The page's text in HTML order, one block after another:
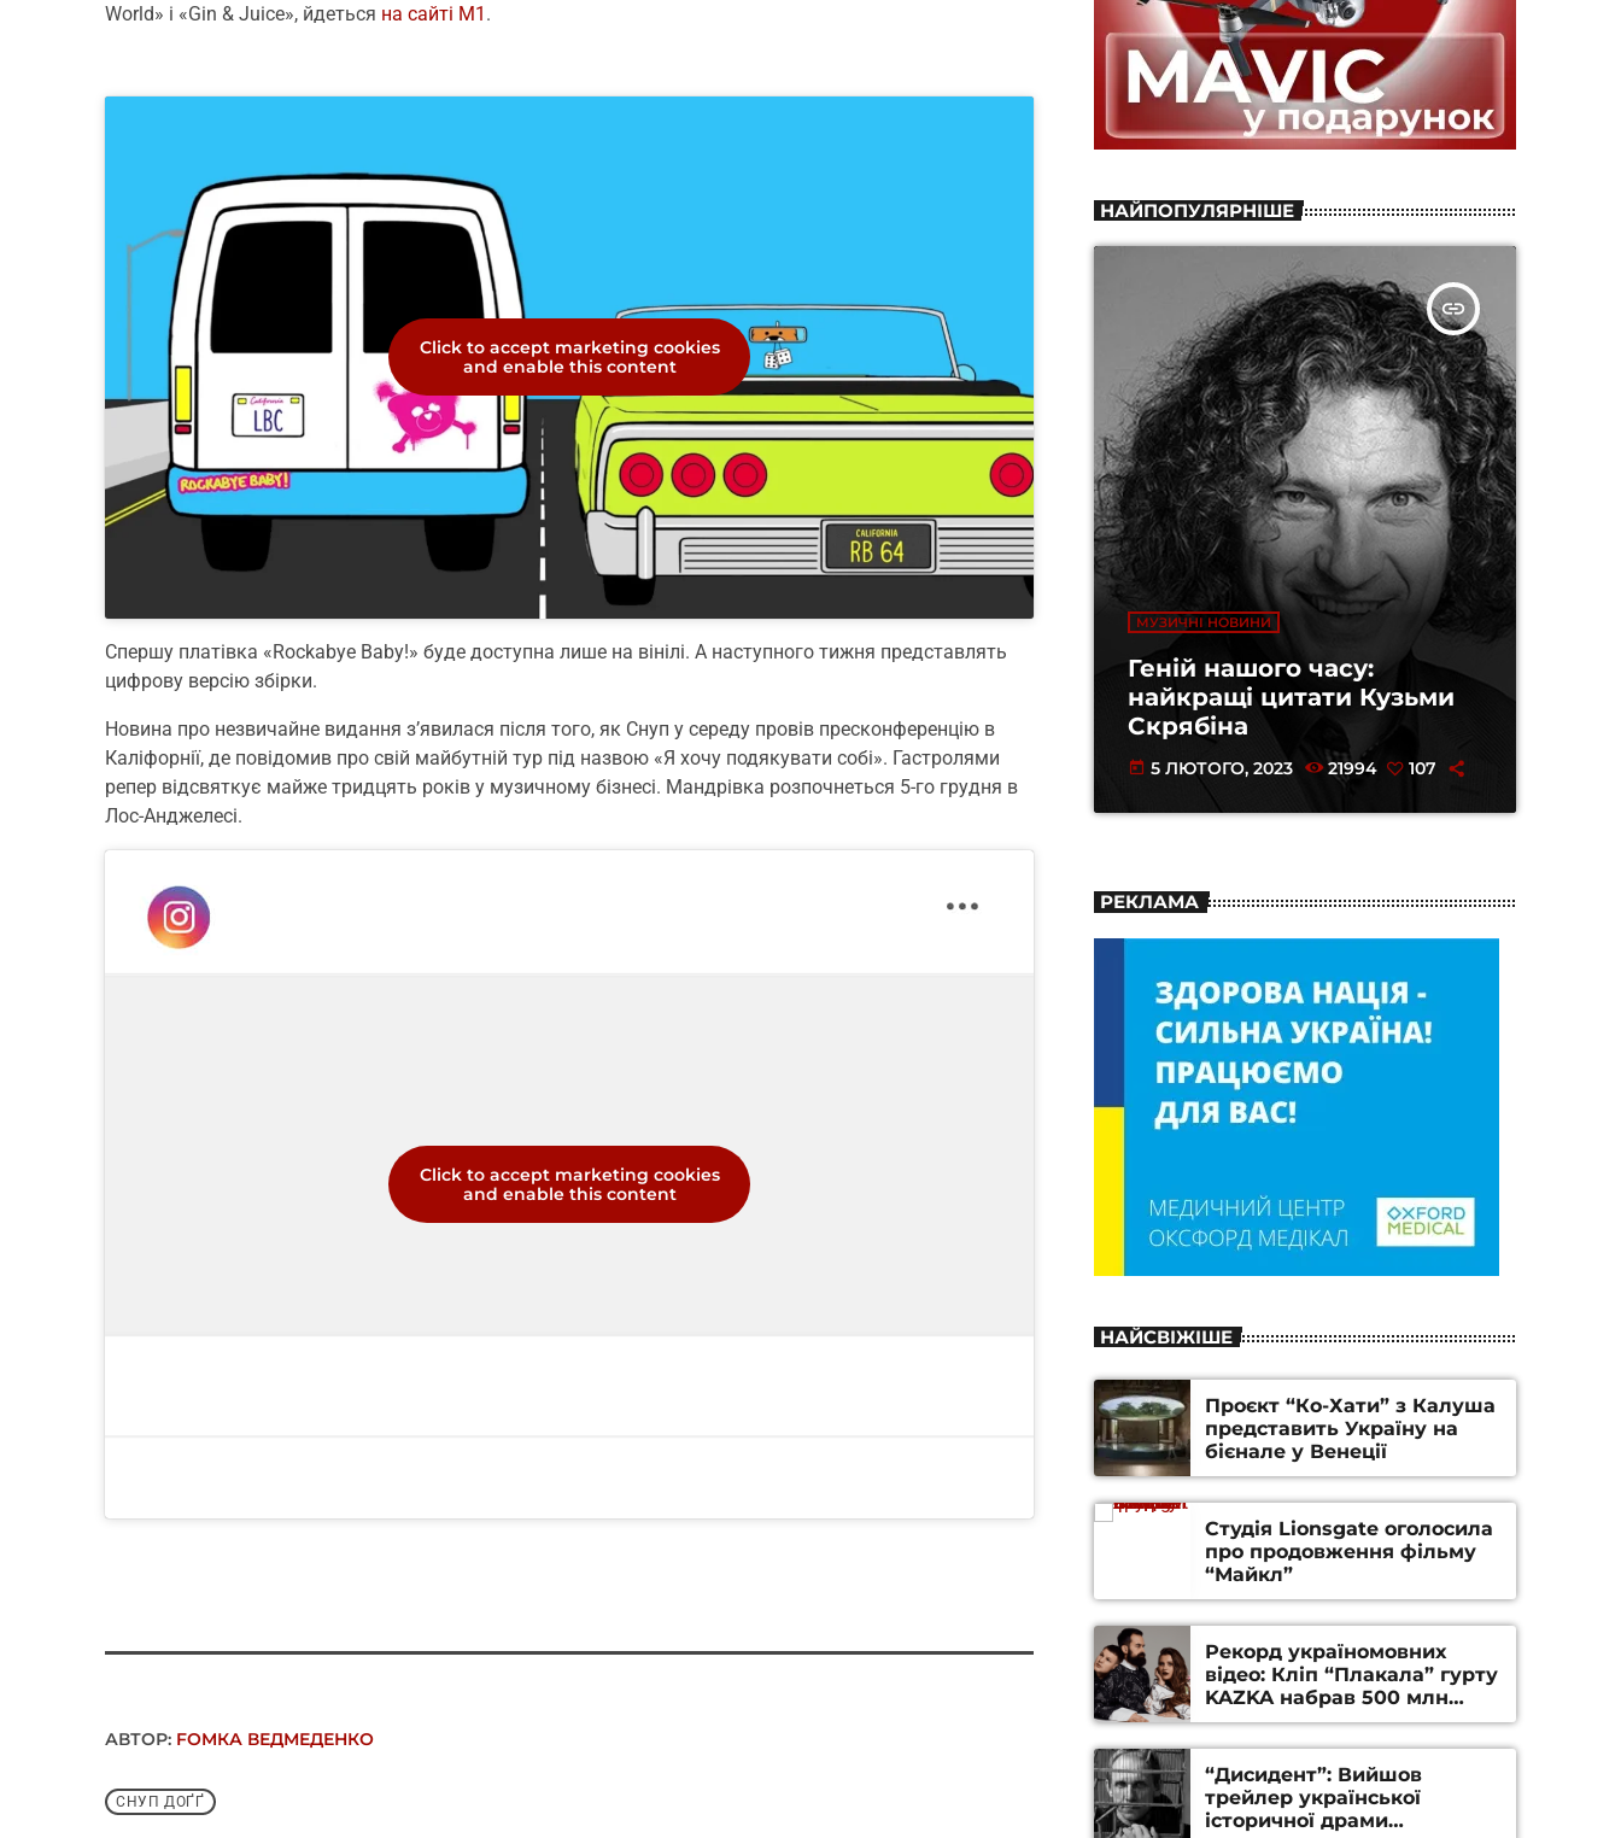
World» і «Gin & Juice», йдеться на сайті М1 .
Click to accept marketing cookies
and enable this content
Спершу платівка «Rockabye Baby!» буде доступна лише на вінілі. А наступного тижня представлять
цифрову версію збірки.
Новина про незвичайне видання з’явилася після того, як Снуп у середу провів пресконференцію в
Каліфорнії, де повідомив про свій майбутній тур під назвою «Я хочу подякувати собі». Гастролями
репер відсвяткує майже тридцять років у музичному бізнесі. Мандрівка розпочнеться 5-го грудня в
Лос-Анджелесі.
Click to accept marketing cookies
and enable this content
АВТОР: FОMКА ВЕДМЕДЕНКО
СНУП ДОҐҐ
НАЙПОПУЛЯРНІШЕ
insert_link
МУЗИЧНІ НОВИНИ
Геній нашого часу:
найкращі цитати Кузьми
Скрябіна
today 5 ЛЮТОГО, 2023 21994 107
РЕКЛАМА
НАЙСВІЖІШЕ
Проєкт “Ко-Хати” з Калуша
представить Україну на
бієнале у Венеції
Студія Lionsgate оголосила
про продовження фільму
“Майкл”
Рекорд україномовних
відео: Кліп “Плакала” гурту
KAZKA набрав 500 млн
переглядів на YouTube
“Дисидент”: Вийшов
трейлер української
історичної драми